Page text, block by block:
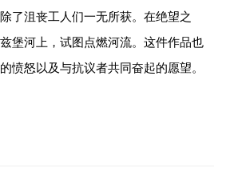
了沮丧工人们一无所获。在绝望之
堡河上，试图点燃河流。这件作品也
愤怒以及与抗议者共同奋起的愿望。